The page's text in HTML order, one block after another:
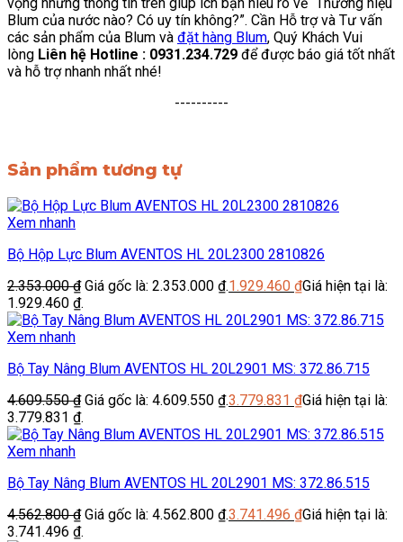
Blum của nước nào? Có uy tín không?”. Cần Hỗ trợ và Tư vấn
các sản phẩm của Blum và đặt hàng Blum, Quý Khách Vui
lòng Liên hệ Hotline : 0931.234.729 để được báo giá tốt nhất
và hỗ trợ nhanh nhất nhé!
----------
Sản phẩm tương tự
Xem nhanh
Bộ Hộp Lực Blum AVENTOS HL 20L2300 2810826
2.353.000₫ Giá gốc là: 2.353.000 ₫.1.929.460 ₫Giá hiện tại là:
1.929.460 ₫.
Xem nhanh
Bộ Tay Nâng Blum AVENTOS HL 20L2901 MS: 372.86.715
4.609.550₫ Giá gốc là: 4.609.550 ₫.3.779.831 ₫Giá hiện tại là:
3.779.831 ₫.
Xem nhanh
Bộ Tay Nâng Blum AVENTOS HL 20L2901 MS: 372.86.515
4.562.800₫ Giá gốc là: 4.562.800 ₫.3.741.496 ₫Giá hiện tại là:
3.741.496 ₫.